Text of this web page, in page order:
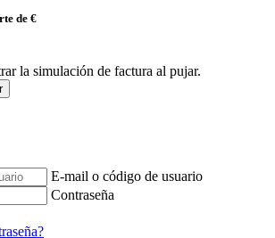
de €
la simulación de factura al pujar.
E-mail o código de usuario
Contraseña